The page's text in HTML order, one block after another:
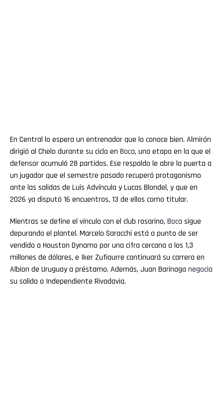
En Central lo espera un entrenador que lo conoce bien. Almirón
dirigió al Chelo durante su ciclo en Boca, una etapa en la que el
defensor acumuló 28 partidos. Ese respaldo le abre la puerta a
un jugador que el semestre pasado recuperó protagonismo
ante las salidas de Luis Advíncula y Lucas Blondel, y que en
2026 ya disputó 16 encuentros, 13 de ellos como titular.
Mientras se define el vínculo con el club rosarino, Boca sigue
depurando el plantel. Marcelo Saracchi está a punto de ser
vendido a Houston Dynamo por una cifra cercana a los 1,3
millones de dólares, e Iker Zufiaurre continuará su carrera en
Albion de Uruguay a préstamo. Además, Juan Barinaga negocia
su salida a Independiente Rivadavia.